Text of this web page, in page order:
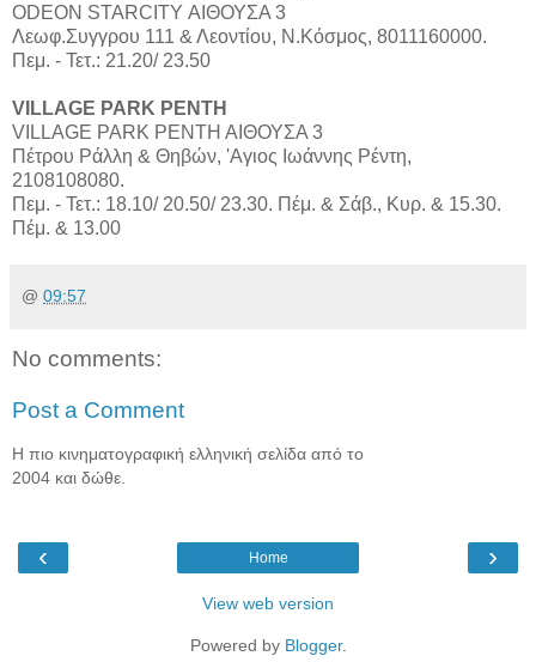
ODEON STARCITY ΑΙΘΟΥΣΑ 3
Λεωφ.Συγγρου 111 & Λεοντίου, Ν.Κόσμος, 8011160000.
Πεμ. - Τετ.: 21.20/ 23.50
VILLAGE PARK ΡΕΝΤΗ
VILLAGE PARK ΡΕΝΤΗ ΑΙΘΟΥΣΑ 3
Πέτρου Ράλλη & Θηβών, 'Αγιος Ιωάννης Ρέντη,
2108108080.
Πεμ. - Τετ.: 18.10/ 20.50/ 23.30. Πέμ. & Σάβ., Κυρ. & 15.30.
Πέμ. & 13.00
@ 09:57
No comments:
Post a Comment
Η πιο κινηματογραφική ελληνική σελίδα από το
2004 και δώθε.
‹ ›
Home
View web version
Powered by Blogger.